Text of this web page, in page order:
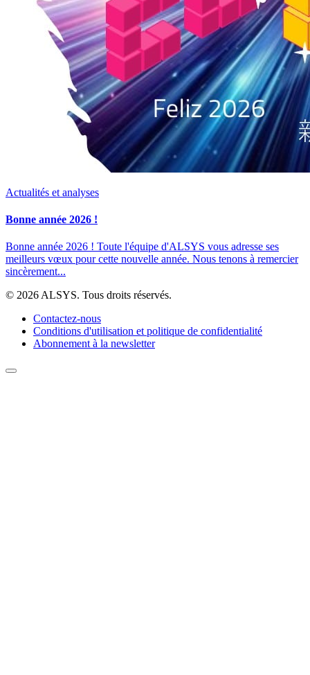
Actualités et analyses
Bonne année 2026 !
Bonne année 2026 ! Toute l'équipe d'ALSYS vous adresse ses
meilleurs vœux pour cette nouvelle année. Nous tenons à remercier
sincèrement...
© 2026 ALSYS. Tous droits réservés.
Contactez-nous
Conditions d'utilisation et politique de confidentialité
Abonnement à la newsletter